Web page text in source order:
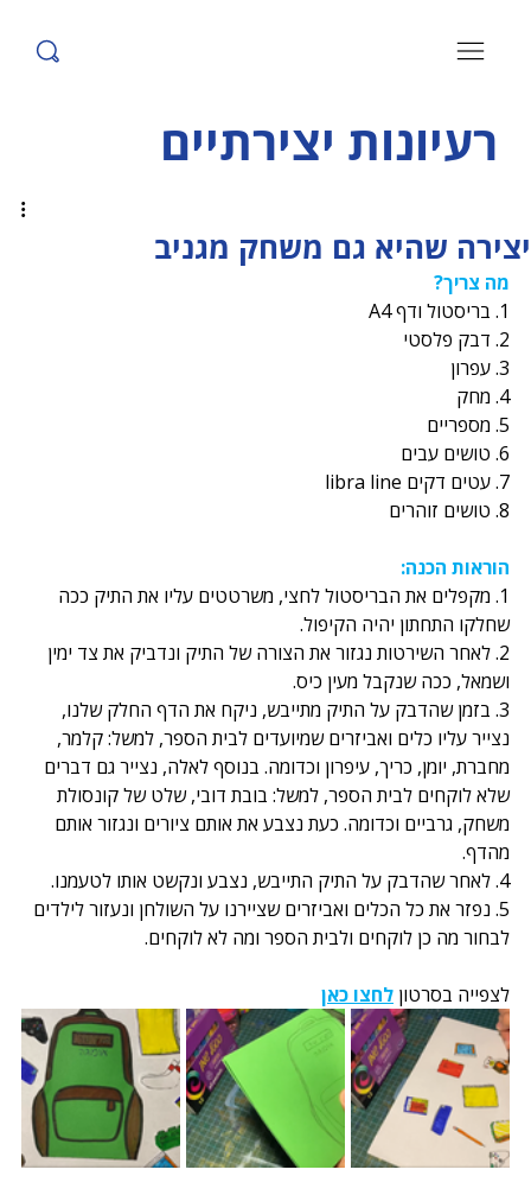
יצירה שהיא גם משחק מגניב
מה צריך?
1. בריסטול ודף A4
2. דבק פלסטי
3. עפרון
4. מחק
5. מספריים
6. טושים עבים
7. עטים דקים libra line
8. טושים זוהרים
הוראות הכנה:
1. מקפלים את הבריסטול לחצי, משרטטים עליו את התיק ככה
שחלקו התחתון יהיה הקיפול.
2. לאחר השירטות נגזור את הצורה של התיק ונדביק את צד ימין
ושמאל, ככה שנקבל מעין כיס.
3. בזמן שהדבק על התיק מתייבש, ניקח את הדף החלק שלנו,
נצייר עליו כלים ואביזרים שמיועדים לבית הספר, למשל: קלמר,
מחברת, יומן, כריך, עיפרון וכדומה. בנוסף לאלה, נצייר גם דברים
שלא לוקחים לבית הספר, למשל: בובת דובי, שלט של קונסולת
משחק, גרביים וכדומה. כעת נצבע את אותם ציורים ונגזור אותם
מהדף.
4. לאחר שהדבק על התיק התייבש, נצבע ונקשט אותו לטעמנו.
5. נפזר את כל הכלים ואביזרים שציירנו על השולחן ונעזור לילדים
לבחור מה כן לוקחים ולבית הספר ומה לא לוקחים.
לצפייה בסרטון לחצו כאן
רעיונות יצירתיים